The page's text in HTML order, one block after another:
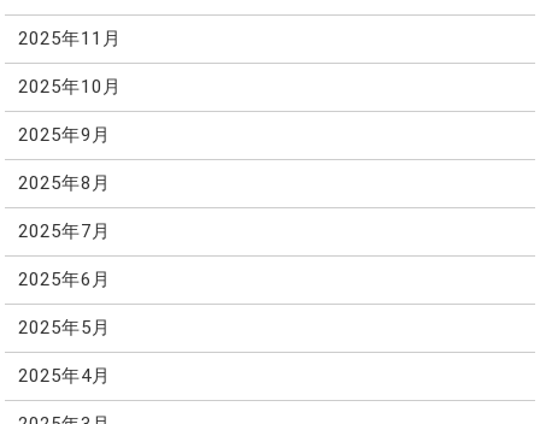
2025年11月
2025年10月
2025年9月
2025年8月
2025年7月
2025年6月
2025年5月
2025年4月